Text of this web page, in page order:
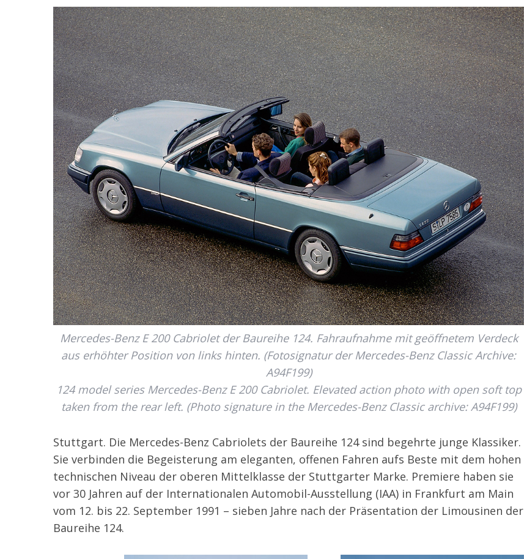
Mercedes-Benz E 200 Cabriolet der Baureihe 124. Fahraufnahme mit geöffnetem Verdeck
aus erhöhter Position von links hinten. (Fotosignatur der Mercedes-Benz Classic Archive:
A94F199)
124 model series Mercedes-Benz E 200 Cabriolet. Elevated action photo with open soft top
taken from the rear left. (Photo signature in the Mercedes-Benz Classic archive: A94F199)
Stuttgart. Die Mercedes-Benz Cabriolets der Baureihe 124 sind begehrte junge Klassiker.
Sie verbinden die Begeisterung am eleganten, offenen Fahren aufs Beste mit dem hohen
technischen Niveau der oberen Mittelklasse der Stuttgarter Marke. Premiere haben sie
vor 30 Jahren auf der Internationalen Automobil-Ausstellung (IAA) in Frankfurt am Main
vom 12. bis 22. September 1991 – sieben Jahre nach der Präsentation der Limousinen der
Baureihe 124.